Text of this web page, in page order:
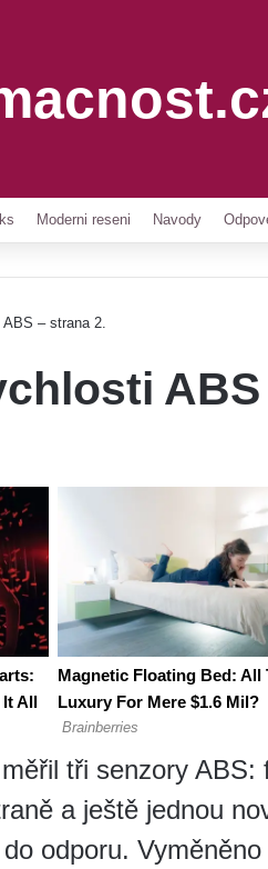
Moderni reseni Navody
– strana 2.
tři senzory ABS:
a ještě jednou
odporu.